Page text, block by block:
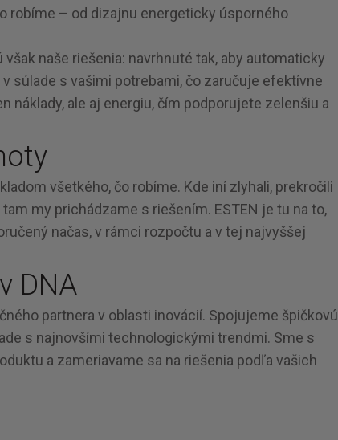
robíme – od dizajnu energeticky úsporného
naše riešenia: navrhnuté tak, aby automaticky
súlade s vašimi potrebami, čo zaručuje efektívne
náklady, ale aj energiu, čím podporujete zelenšiu a
všetkého, čo robíme. Kde iní zlyhali, prekročili
my prichádzame s riešením. ESTEN je tu na to,
načas, v rámci rozpočtu a v tej najvyššej
DNA
partnera v oblasti inovácií. Spojujeme špičkovú
s najnovšími technologickými trendmi. Sme s
a zameriavame sa na riešenia podľa vašich